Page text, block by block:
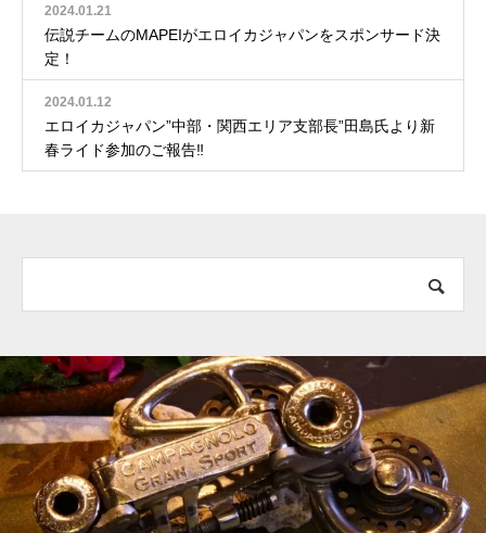
2024.01.21
伝説チームのMAPEIがエロイカジャパンをスポンサード決
定！
2024.01.12
エロイカジャパン”中部・関西エリア支部長”田島氏より新
春ライド参加のご報告‼